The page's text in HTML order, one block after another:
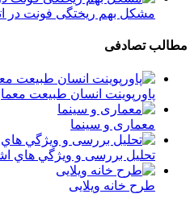
مشکل بهم ریختگی فونت در
مطالب تصادفی
پاورپوینت انسان طبیعت
معماری و سینما
تحلیل بررسی و ويژگي هاي
طرح خانه ویلایی